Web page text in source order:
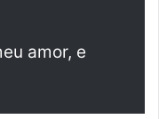
amor, e